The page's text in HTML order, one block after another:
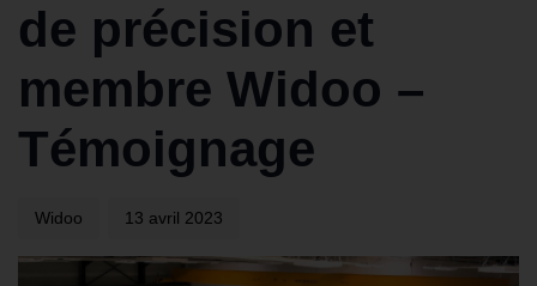
de précision et
membre Widoo –
Témoignage
Widoo 13 avril 2023